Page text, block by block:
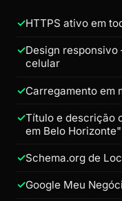
HTTPS ativo em
Design
celular
Carregamento em
Título e descrição
em Belo Horizonte"
Schema.org de
Google Meu